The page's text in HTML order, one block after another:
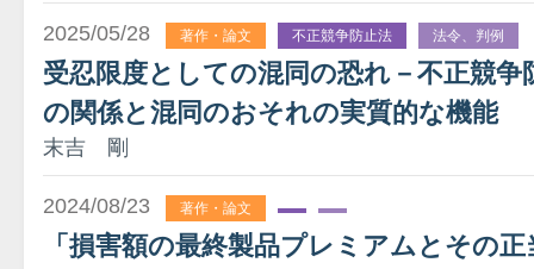
2025/05/28 著作・論文 不正競争防止法 法令、判例
受忍限度としての混同の恐れ－不正競争
の関係と混同のおそれの実質的な機能
末吉 剛
2024/08/23 著作・論文
「損害額の最終製品プレミアムとその